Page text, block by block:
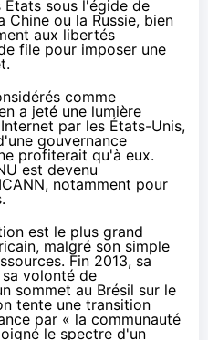
sous l'égide de
Chine ou la Russie, bien
aux libertés
file pour imposer une
comme
a jeté une lumière
par les États-Unis,
gouvernance
profiterait qu'à eux.
est devenu
notamment pour
est le plus grand
malgré son simple
Fin 2013, sa
volonté de
sommet au Brésil sur le
tente une transition
par « la communauté
le spectre d'un